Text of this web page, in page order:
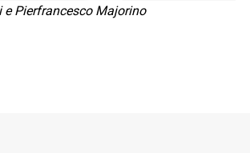
e Pierfrancesco Majorino